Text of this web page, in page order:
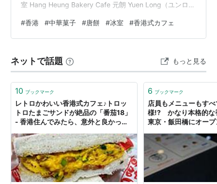
室 Hang Heung Bakery Cafe 元朗 Yuen Long（ユンロ
老餅家 Hang Heung Cake Shop（ハンヘン・ケーキ・シ
ョップ）。数年前から元朗以外でも支店を見かけるよう
いているときに、「恆香冰室 Hang Heung Bakery
Cafe（ハンヘン・ベー…
#香港 #中華菓子 #唐餅 #冰室 #香港式カフェ
ネットで話題 もっと見る
10 ブックマーク
レトロかわいい香港式カフェ♪トロッ
トロたまごサンドが絶品の「番茄18」
- 香港住んでみたら、意外と良かった
6 ブックマーク
店員もメニューもす
様!? かなり本格的な
東京・飯田橋にオー